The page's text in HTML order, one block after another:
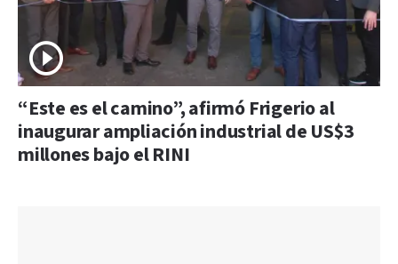
“Este es el camino”, afirmó Frigerio al
inaugurar ampliación industrial de US$3
millones bajo el RINI